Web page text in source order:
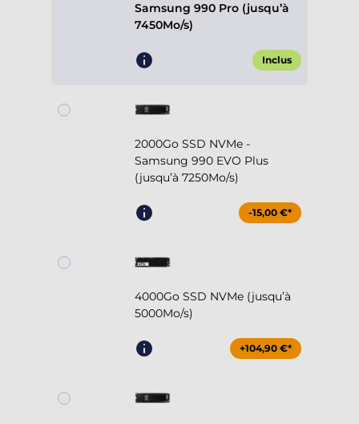
Samsung 990 Pro (jusqu’à
7450Mo/s)
Inclus
2000Go SSD NVMe -
Samsung 990 EVO Plus
(jusqu’à 7250Mo/s)
-15,00 €*
4000Go SSD NVMe (jusqu’à
5000Mo/s)
+104,90 €*